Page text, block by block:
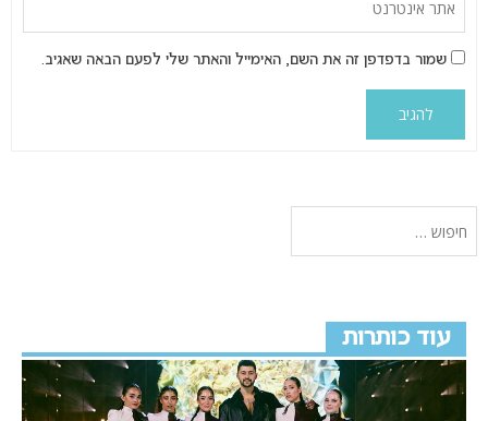
שמור בדפדפן זה את השם, האימייל והאתר שלי לפעם הבאה שאגיב.
עוד כותרות